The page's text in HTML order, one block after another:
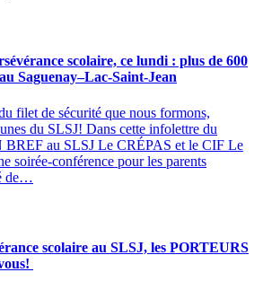
scolaire, ce lundi : plus de 600
Saguenay–Lac-Saint-Jean
filet de sécurité que nous formons,
du SLSJ! Dans cette infolettre du
BREF au SLSJ Le CRÉPAS et le CIF Le
soirée-conférence pour les parents
de…
scolaire au SLSJ, les PORTEURS